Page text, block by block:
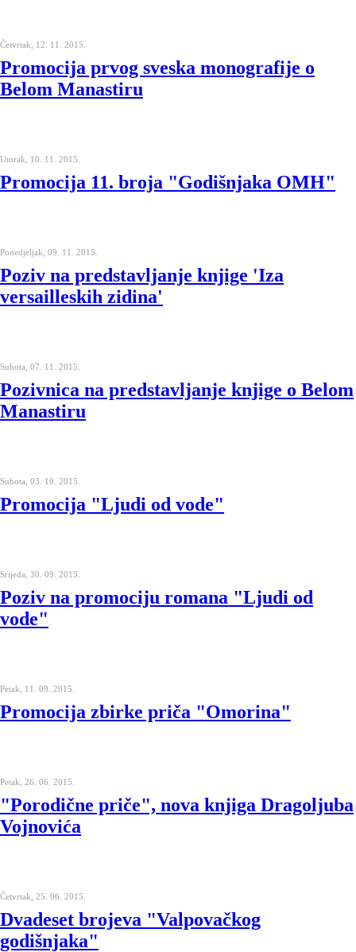
Četvrtak, 12. 11. 2015.
Promocija prvog sveska monografije o
Belom Manastiru
Utorak, 10. 11. 2015.
Promocija 11. broja "Godišnjaka OMH"
Ponedjeljak, 09. 11. 2015.
Poziv na predstavljanje knjige 'Iza
versailleskih zidina'
Subota, 07. 11. 2015.
Pozivnica na predstavljanje knjige o Belom
Manastiru
Subota, 03. 10. 2015.
Promocija "Ljudi od vode"
Srijeda, 30. 09. 2015.
Poziv na promociju romana "Ljudi od
vode"
Petak, 11. 09. 2015.
Promocija zbirke priča "Omorina"
Petak, 26. 06. 2015.
"Porodične priče", nova knjiga Dragoljuba
Vojnovića
Četvrtak, 25. 06. 2015.
Dvadeset brojeva "Valpovačkog
godišnjaka"